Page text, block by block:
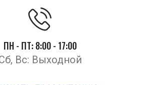
ПН - ПТ: 8:00 - 17:00
Вс: Выходной